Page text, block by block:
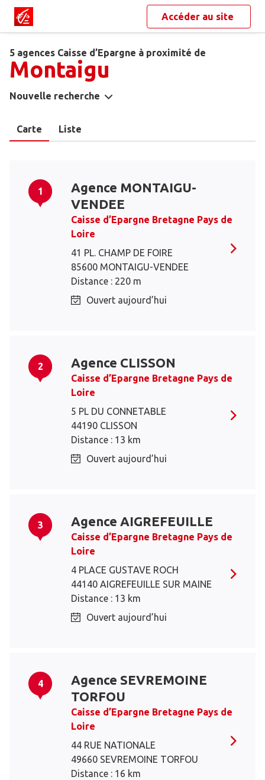
Accéder au site
5 agences Caisse d’Epargne à proximité de
Montaigu
Nouvelle recherche
Carte Liste
1
Agence MONTAIGU-
VENDEE
Caisse d’Epargne Bretagne Pays de
Loire
41 PL. CHAMP DE FOIRE
85600 MONTAIGU-VENDEE
Distance : 220 m
Ouvert aujourd’hui
2 Agence CLISSON
Caisse d’Epargne Bretagne Pays de
Loire
5 PL DU CONNETABLE
44190 CLISSON
Distance : 13 km
Ouvert aujourd’hui
3 Agence AIGREFEUILLE
Caisse d’Epargne Bretagne Pays de
Loire
4 PLACE GUSTAVE ROCH
44140 AIGREFEUILLE SUR MAINE
Distance : 13 km
Ouvert aujourd’hui
4
Agence SEVREMOINE
TORFOU
Caisse d’Epargne Bretagne Pays de
Loire
44 RUE NATIONALE
49660 SEVREMOINE TORFOU
Distance : 16 km